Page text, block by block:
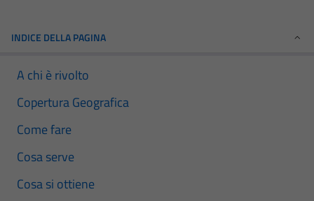
INDICE DELLA PAGINA
A chi è rivolto
Copertura Geografica
Come fare
Cosa serve
Cosa si ottiene